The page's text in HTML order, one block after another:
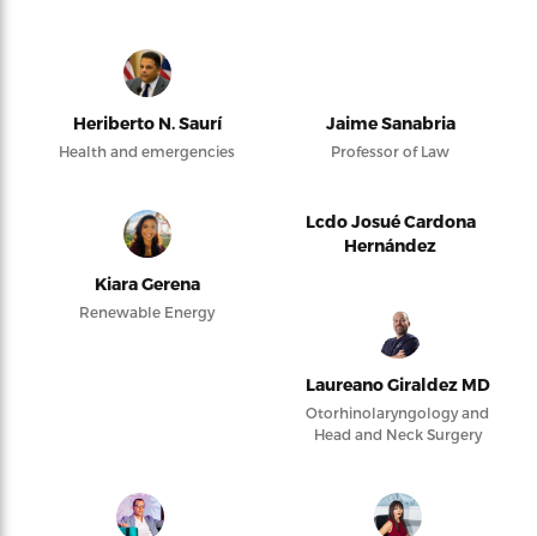
Heriberto N. Saurí
Health and emergencies
Jaime Sanabria
Professor of Law
Kiara Gerena
Renewable Energy
Lcdo Josué Cardona
Hernández
Laureano Giraldez MD
Otorhinolaryngology and
Head and Neck Surgery